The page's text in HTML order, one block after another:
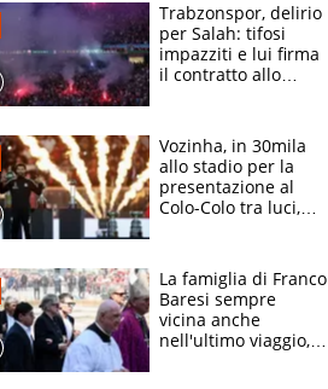
Trabzonspor, delirio
per Salah: tifosi
impazziti e lui firma
il contratto allo
Vozinha, in 30mila
allo stadio per la
presentazione al
Colo-Colo tra luci,
La famiglia di Franco
Baresi sempre
vicina anche
nell'ultimo viaggio,